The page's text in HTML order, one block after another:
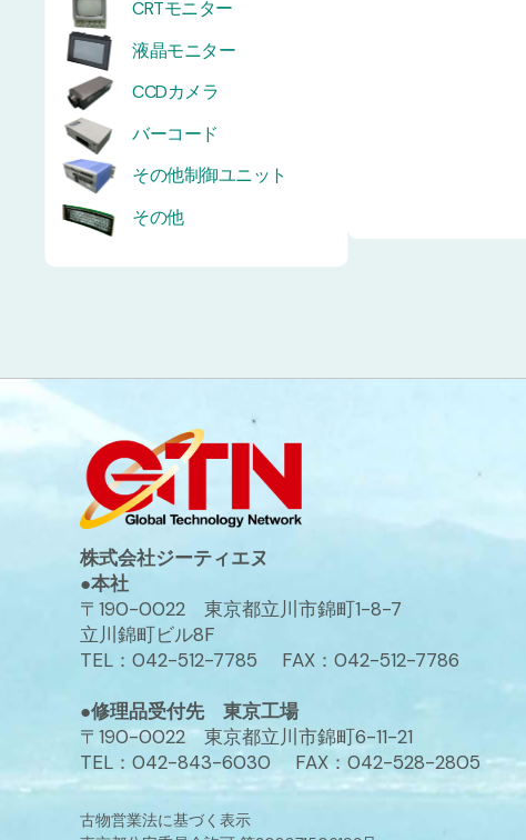
CRTモニター
液晶モニター
CCDカメラ
バーコード
その他制御ユニット
その他
株式会社ジーティエヌ
●本社
〒190-0022 東京都立川市錦町1-8-7
立川錦町ビル8F
TEL：042-512-7785 FAX：042-512-7786
●修理品受付先 東京工場
〒190-0022 東京都立川市錦町6-11-21
TEL：042-843-6030 FAX：042-528-2805
古物営業法に基づく表示